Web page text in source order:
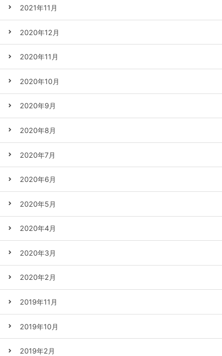
2021年11月
2020年12月
2020年11月
2020年10月
2020年9月
2020年8月
2020年7月
2020年6月
2020年5月
2020年4月
2020年3月
2020年2月
2019年11月
2019年10月
2019年2月